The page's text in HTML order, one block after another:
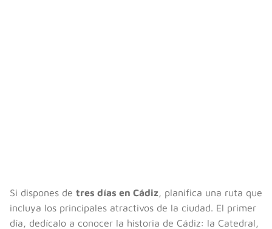
Si dispones de tres días en Cádiz, planifica una ruta que
incluya los principales atractivos de la ciudad. El primer
día, dedícalo a conocer la historia de Cádiz: la Catedral,